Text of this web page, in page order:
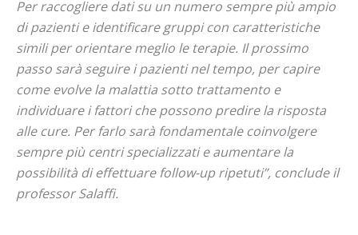
Per raccogliere dati su un numero sempre più ampio
di pazienti e identificare gruppi con caratteristiche
simili per orientare meglio le terapie. Il prossimo
passo sarà seguire i pazienti nel tempo, per capire
come evolve la malattia sotto trattamento e
individuare i fattori che possono predire la risposta
alle cure. Per farlo sarà fondamentale coinvolgere
sempre più centri specializzati e aumentare la
possibilità di effettuare follow-up ripetuti”, conclude il
professor Salaffi.